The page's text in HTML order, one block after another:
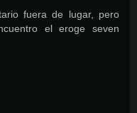
fuera de lugar, pero
el eroge seven